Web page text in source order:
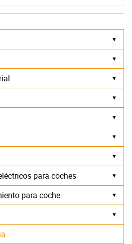
▾
▾
▾
▾
▾
▾
▾
para coches ▾
para coche ▾
▾